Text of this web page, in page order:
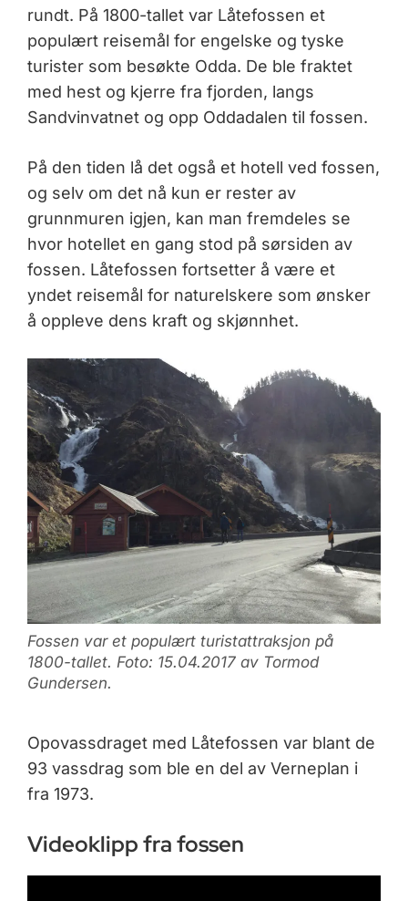
rundt. På 1800-tallet var Låtefossen et
populært reisemål for engelske og tyske
turister som besøkte Odda. De ble fraktet
med hest og kjerre fra fjorden, langs
Sandvinvatnet og opp Oddadalen til fossen.
På den tiden lå det også et hotell ved fossen,
og selv om det nå kun er rester av
grunnmuren igjen, kan man fremdeles se
hvor hotellet en gang stod på sørsiden av
fossen. Låtefossen fortsetter å være et
yndet reisemål for naturelskere som ønsker
å oppleve dens kraft og skjønnhet.
Fossen var et populært turistattraksjon på
1800-tallet. Foto: 15.04.2017 av Tormod
Gundersen.
Opovassdraget med Låtefossen var blant de
93 vassdrag som ble en del av Verneplan i
fra 1973.
Videoklipp fra fossen